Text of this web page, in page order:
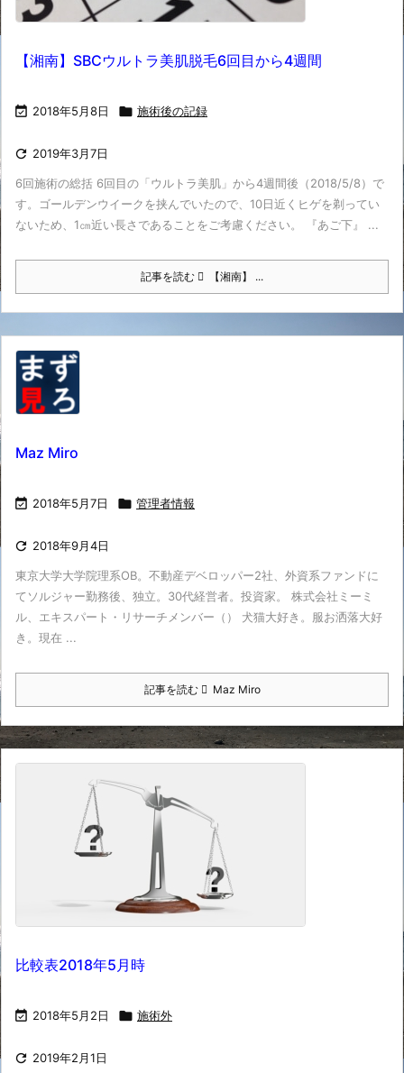
【湘南】SBCウルトラ美肌脱毛6回目から4週間
 2018年5月8日  施術後の記録
 2019年3月7日
6回施術の総括 6回目の「ウルトラ美肌」から4週間後（2018/5/8）で
す。ゴールデンウイークを挟んでいたので、10日近くヒゲを剃ってい
ないため、1㎝近い長さであることをご考慮ください。 『あご下』 ...
記事を読む 【湘南】 ...
Maz Miro
 2018年5月7日  管理者情報
 2018年9月4日
東京大学大学院理系OB。不動産デベロッパー2社、外資系ファンドに
てソルジャー勤務後、独立。30代経営者。投資家。 株式会社ミーミ
ル、エキスパート・リサーチメンバー（） 犬猫大好き。服お洒落大好
き。現在 ...
記事を読む Maz Miro
比較表2018年5月時
 2018年5月2日  施術外
 2019年2月1日